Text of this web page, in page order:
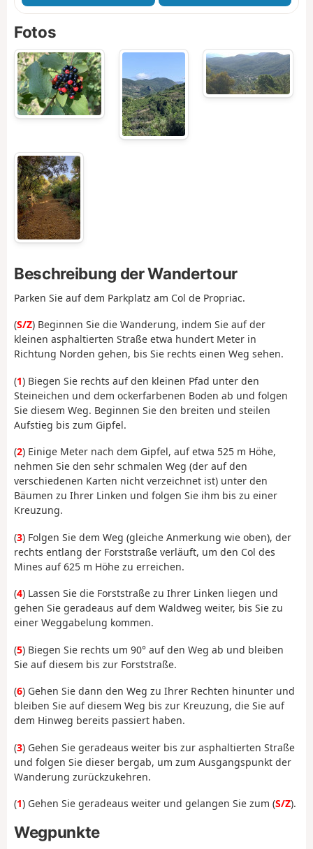
Fotos
Beschreibung der Wandertour
Parken Sie auf dem Parkplatz am Col de Propriac.
(S/Z) Beginnen Sie die Wanderung, indem Sie auf der
kleinen asphaltierten Straße etwa hundert Meter in
Richtung Norden gehen, bis Sie rechts einen Weg sehen.
(1) Biegen Sie rechts auf den kleinen Pfad unter den
Steineichen und dem ockerfarbenen Boden ab und folgen
Sie diesem Weg. Beginnen Sie den breiten und steilen
Aufstieg bis zum Gipfel.
(2) Einige Meter nach dem Gipfel, auf etwa 525 m Höhe,
nehmen Sie den sehr schmalen Weg (der auf den
verschiedenen Karten nicht verzeichnet ist) unter den
Bäumen zu Ihrer Linken und folgen Sie ihm bis zu einer
Kreuzung.
(3) Folgen Sie dem Weg (gleiche Anmerkung wie oben), der
rechts entlang der Forststraße verläuft, um den Col des
Mines auf 625 m Höhe zu erreichen.
(4) Lassen Sie die Forststraße zu Ihrer Linken liegen und
gehen Sie geradeaus auf dem Waldweg weiter, bis Sie zu
einer Weggabelung kommen.
(5) Biegen Sie rechts um 90° auf den Weg ab und bleiben
Sie auf diesem bis zur Forststraße.
(6) Gehen Sie dann den Weg zu Ihrer Rechten hinunter und
bleiben Sie auf diesem Weg bis zur Kreuzung, die Sie auf
dem Hinweg bereits passiert haben.
(3) Gehen Sie geradeaus weiter bis zur asphaltierten Straße
und folgen Sie dieser bergab, um zum Ausgangspunkt der
Wanderung zurückzukehren.
(1) Gehen Sie geradeaus weiter und gelangen Sie zum (S/Z).
Wegpunkte